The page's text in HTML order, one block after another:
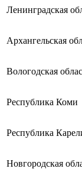
Ленинградская
Архангельская
Вологодская
Республика Коми
Республика
Новгородская